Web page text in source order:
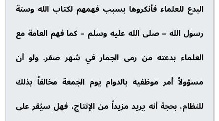
البدع للعلماء فأنكروها بسبب فهمهم لكتاب الله وسنة
رسول الله – صلى الله عليه وسلم – كما فهم العامة مع
العلماء بدعته من رمى الجمار في شهر صفر. ولو أن
مسؤولاً أمر موظفيه بالدوام يوم الجمعة مخالفاً بذلك
للنظام، بحجة أنه يريد مزيداً من الإنتاج، فهل سيُقر على